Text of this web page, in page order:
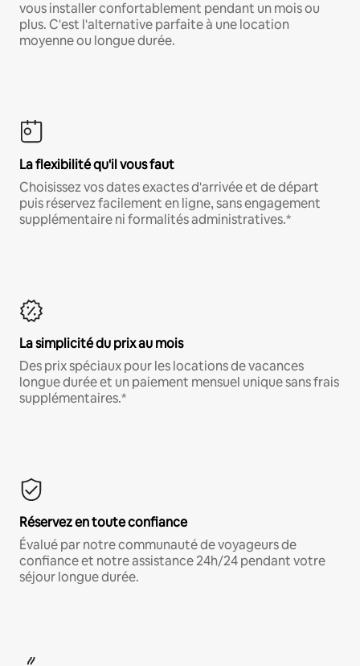
vous installer confortablement pendant un mois ou
plus. C'est l'alternative parfaite à une location
moyenne ou longue durée.
La flexibilité qu'il vous faut
Choisissez vos dates exactes d'arrivée et de départ
puis réservez facilement en ligne, sans engagement
supplémentaire ni formalités administratives.*
La simplicité du prix au mois
Des prix spéciaux pour les locations de vacances
longue durée et un paiement mensuel unique sans frais
supplémentaires.*
Réservez en toute confiance
Évalué par notre communauté de voyageurs de
confiance et notre assistance 24h/24 pendant votre
séjour longue durée.